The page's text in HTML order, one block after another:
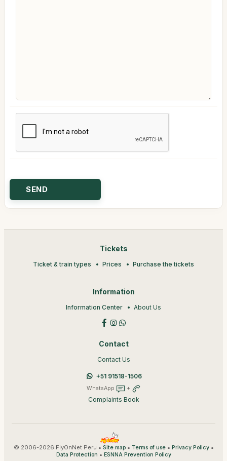
Tickets
Ticket & train types Prices Purchase the tickets
Information
Information Center About Us
Contact
Contact Us
+51 91518-1506
WhatsApp +
Complaints Book
© 2006-2026 FlyOnNet Peru • Site map• Terms of use• Privacy Policy•
Data Protection • ESNNA Prevention Policy